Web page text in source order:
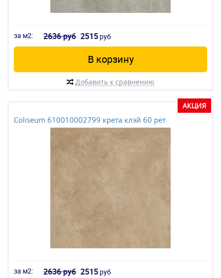
за м2: 2636 руб 2515 руб
В корзину
Добавить к сравнению
АКЦИЯ
Coliseum 610010002799 крета клэй 60 рет
за м2: 2636 руб 2515 руб